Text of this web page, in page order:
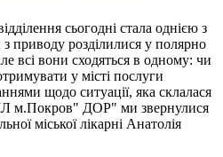
сьогодні стала однією з
приводу розділилися у полярно
всі вони сходяться в одному: чи
у місті послуги
щодо ситуації, яка склалася
м.Покров" ДОР" ми звернулися
міської лікарні Анатолія